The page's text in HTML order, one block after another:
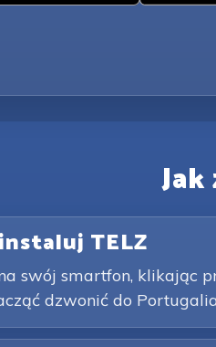
TELZ
swój smartfon, klikając
dzwonić do